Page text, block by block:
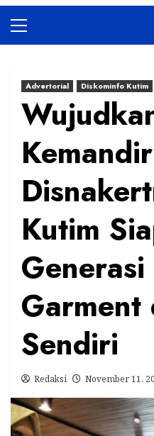
Menu
Advertorial Diskominfo Kutim
Kutim
Garment
Sendiri
Redaksi November 11,